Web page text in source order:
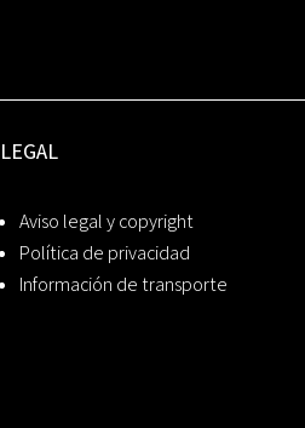
LEGAL
Aviso legal y copyright
Política de privacidad
Información de transporte